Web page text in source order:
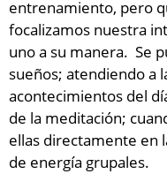
entrenamiento, pero
focalizamos nuestra
uno a su manera. Se
sueños; atendiendo a
acontecimientos del
de la meditación;
ellas directamente en
de energía grupales.